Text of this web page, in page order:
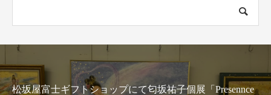
松坂屋富士ギフトショップにて匂坂祐子個展「Presennce